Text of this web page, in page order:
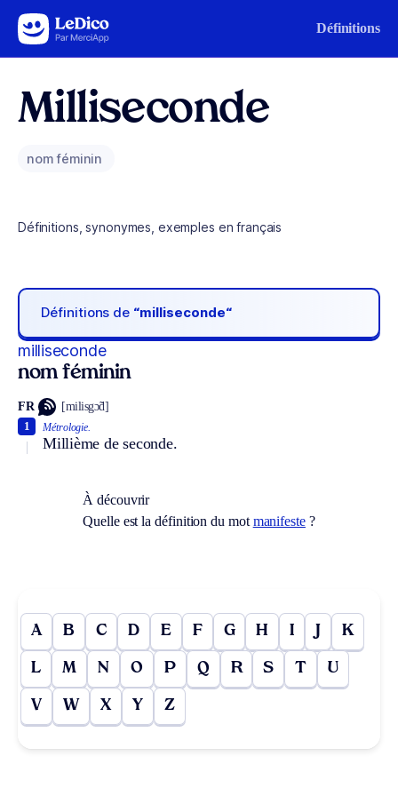
Aller au contenu Définitions
Milliseconde
nom féminin
Définitions, synonymes, exemples en français
Définitions de “milliseconde“
milliseconde
nom féminin
FR [milisgɔ̃d]
Métrologie.
Millième de seconde.
1
À découvrir
Quelle est la définition du mot manifeste?
A B C D E F G H I J K
L M N O P Q R S T U
V W X Y Z